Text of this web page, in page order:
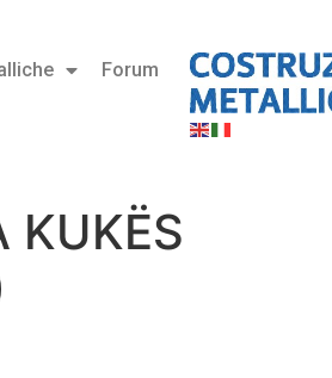
Forum
KUKËS